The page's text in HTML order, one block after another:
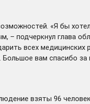
«Я бы
– подчеркнул глава
всех
вам спасибо
взяты 96